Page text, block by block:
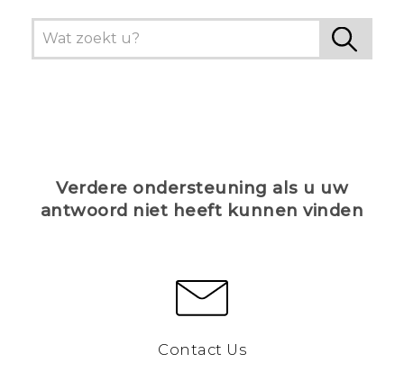
Verdere ondersteuning als u uw
antwoord niet heeft kunnen vinden
Contact Us